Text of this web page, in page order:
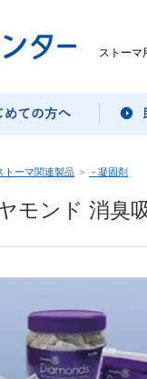
ストーマ
トーマ関連製品 > - 凝固剤
モンド 消臭